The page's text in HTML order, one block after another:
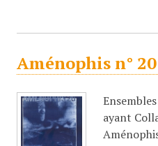
Aménophis n°
ayant